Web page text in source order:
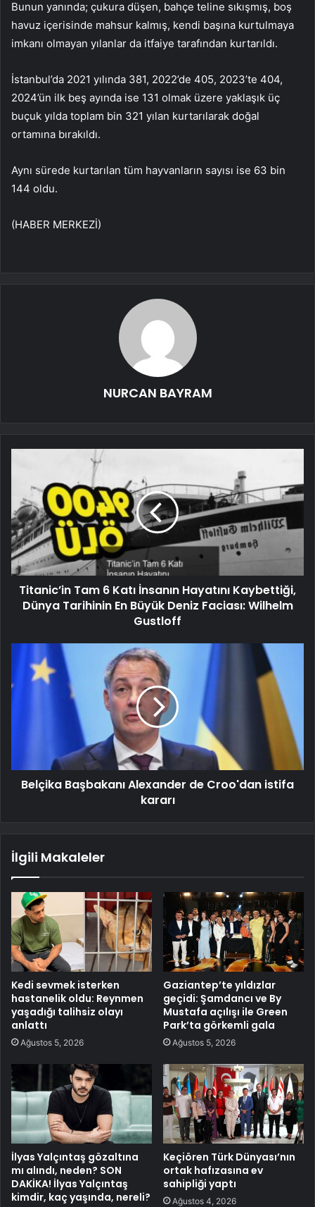
Bunun yanında; çukura düşen, bahçe teline sıkışmış, boş
havuz içerisinde mahsur kalmış, kendi başına kurtulmaya
imkanı olmayan yılanlar da itfaiye tarafından kurtarıldı.
İstanbul’da 2021 yılında 381, 2022’de 405, 2023’te 404,
2024’ün ilk beş ayında ise 131 olmak üzere yaklaşık üç
buçuk yılda toplam bin 321 yılan kurtarılarak doğal
ortamına bırakıldı.
Aynı sürede kurtarılan tüm hayvanların sayısı ise 63 bin
144 oldu.
(HABER MERKEZİ)
NURCAN BAYRAM
Titanic’in Tam 6 Katı İnsanın Hayatını Kaybettiği,
Dünya Tarihinin En Büyük Deniz Faciası: Wilhelm
Gustloff
Belçika Başbakanı Alexander de Croo'dan istifa
kararı
İlgili Makaleler
Kedi sevmek isterken
hastanelik oldu: Reynmen
yaşadığı talihsiz olayı
anlattı
Ağustos 5, 2026
Gaziantep’te yıldızlar
geçidi: Şamdancı ve By
Mustafa açılışı ile Green
Park’ta görkemli gala
Ağustos 5, 2026
İlyas Yalçıntaş gözaltına
mı alındı, neden? SON
DAKİKA! İlyas Yalçıntaş
kimdir, kaç yaşında, nereli?
Keçiören Türk Dünyası’nın
ortak hafızasına ev
sahipliği yaptı
Ağustos 4, 2026